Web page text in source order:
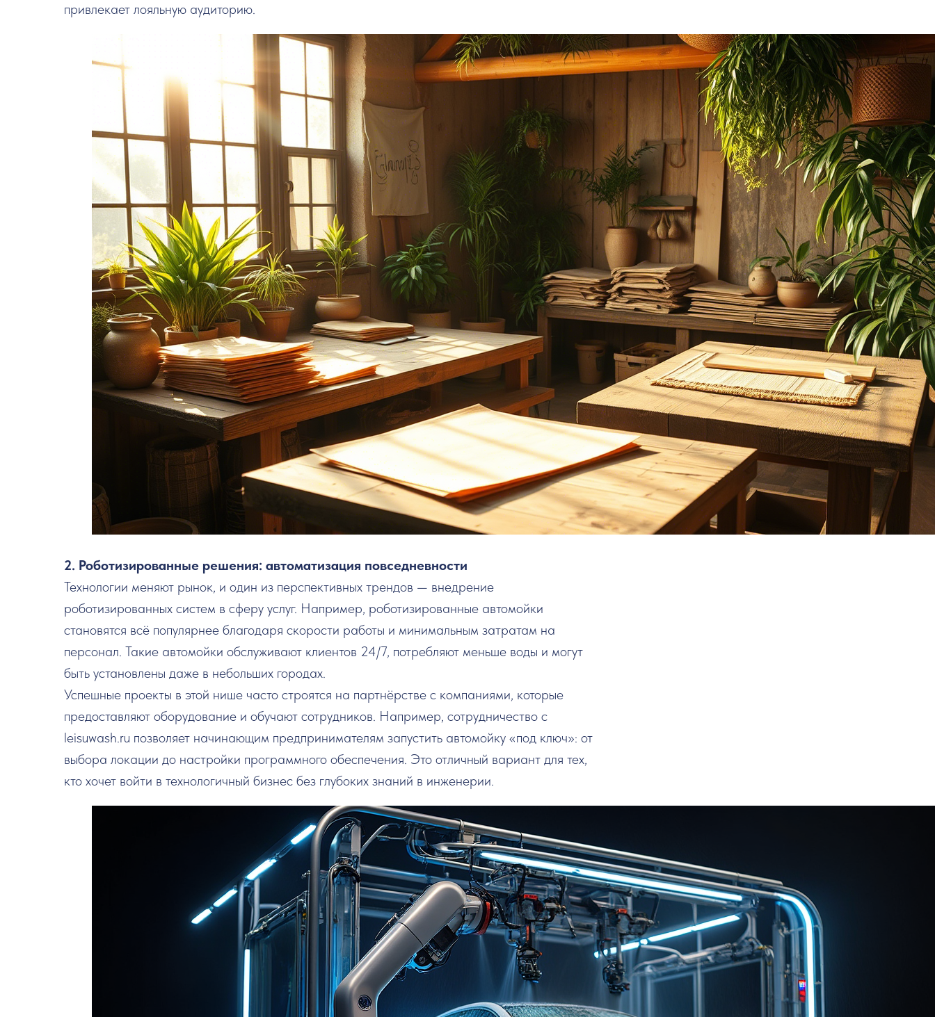
привлекает лояльную аудиторию.
2. Роботизированные решения: автоматизация повседневности
Технологии меняют рынок, и один из перспективных трендов — внедрение
роботизированных систем в сферу услуг. Например, роботизированные автомойки
становятся всё популярнее благодаря скорости работы и минимальным затратам на
персонал. Такие автомойки обслуживают клиентов 24/7, потребляют меньше воды и могут
быть установлены даже в небольших городах.
Успешные проекты в этой нише часто строятся на партнёрстве с компаниями, которые
предоставляют оборудование и обучают сотрудников. Например, сотрудничество с
leisuwash.ru позволяет начинающим предпринимателям запустить автомойку «под ключ»: от
выбора локации до настройки программного обеспечения. Это отличный вариант для тех,
кто хочет войти в технологичный бизнес без глубоких знаний в инженерии.